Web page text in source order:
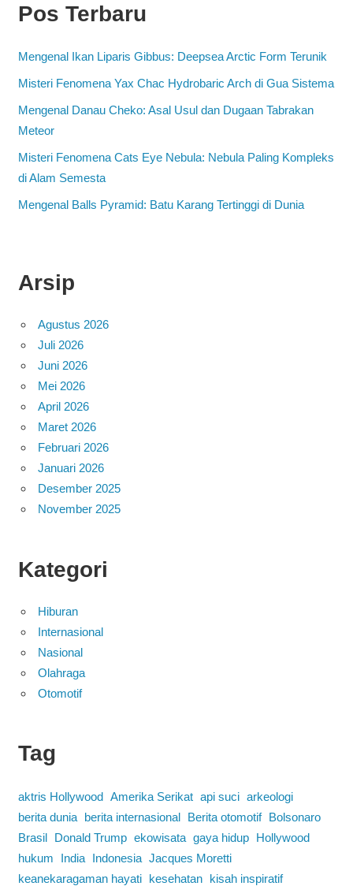
Pos Terbaru
Mengenal Ikan Liparis Gibbus: Deepsea Arctic Form Terunik
Misteri Fenomena Yax Chac Hydrobaric Arch di Gua Sistema
Mengenal Danau Cheko: Asal Usul dan Dugaan Tabrakan
Meteor
Misteri Fenomena Cats Eye Nebula: Nebula Paling Kompleks
di Alam Semesta
Mengenal Balls Pyramid: Batu Karang Tertinggi di Dunia
Arsip
Agustus 2026
Juli 2026
Juni 2026
Mei 2026
April 2026
Maret 2026
Februari 2026
Januari 2026
Desember 2025
November 2025
Kategori
Hiburan
Internasional
Nasional
Olahraga
Otomotif
Tag
aktris Hollywood Amerika Serikat api suci arkeologi
berita dunia
berita internasional Berita otomotif
Bolsonaro
Brasil
Donald Trump ekowisata gaya hidup
Hollywood
hukum
India Indonesia Jacques Moretti
keanekaragaman hayati
kesehatan
kisah inspiratif